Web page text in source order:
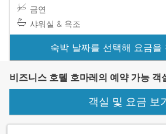
금연
샤워실 & 욕조
숙박 날짜를 선택해 요금을
비즈니스 호텔 호마레의 예약 가능 객
객실 및 요금 보